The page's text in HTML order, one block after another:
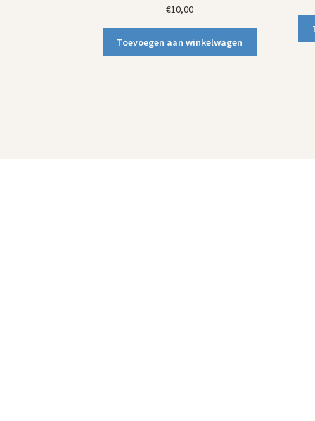
€10,00
Toevoegen aan winkelwagen